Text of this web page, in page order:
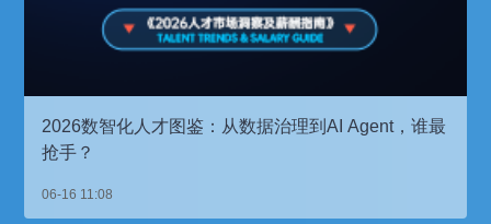
2026数智化人才图鉴：从数据治理到AI Agent，谁最
抢手？
06-16 11:08